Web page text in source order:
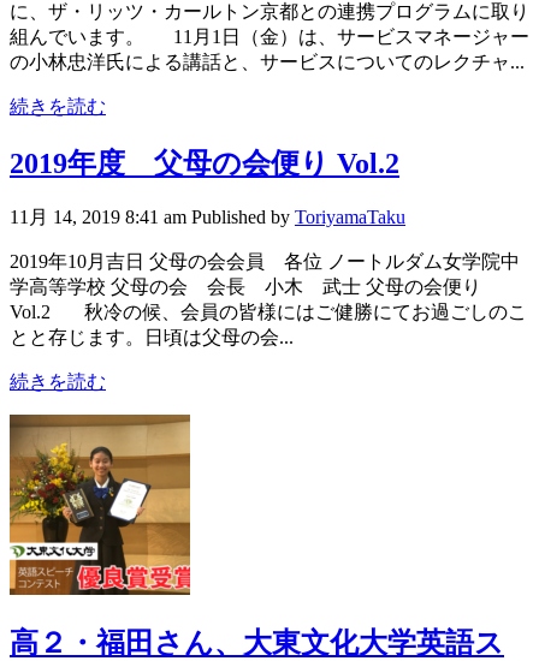
に、ザ・リッツ・カールトン京都との連携プログラムに取り
組んでいます。 11月1日（金）は、サービスマネージャー
の小林忠洋氏による講話と、サービスについてのレクチャ...
続きを読む
2019年度 父母の会便り Vol.2
11月 14, 2019 8:41 am Published by ToriyamaTaku
2019年10月吉日 父母の会会員 各位 ノートルダム女学院中
学高等学校 父母の会 会長 小木 武士 父母の会便り
Vol.2 秋冷の候、会員の皆様にはご健勝にてお過ごしのこ
とと存じます。日頃は父母の会...
続きを読む
高２・福田さん、大東文化大学英語ス